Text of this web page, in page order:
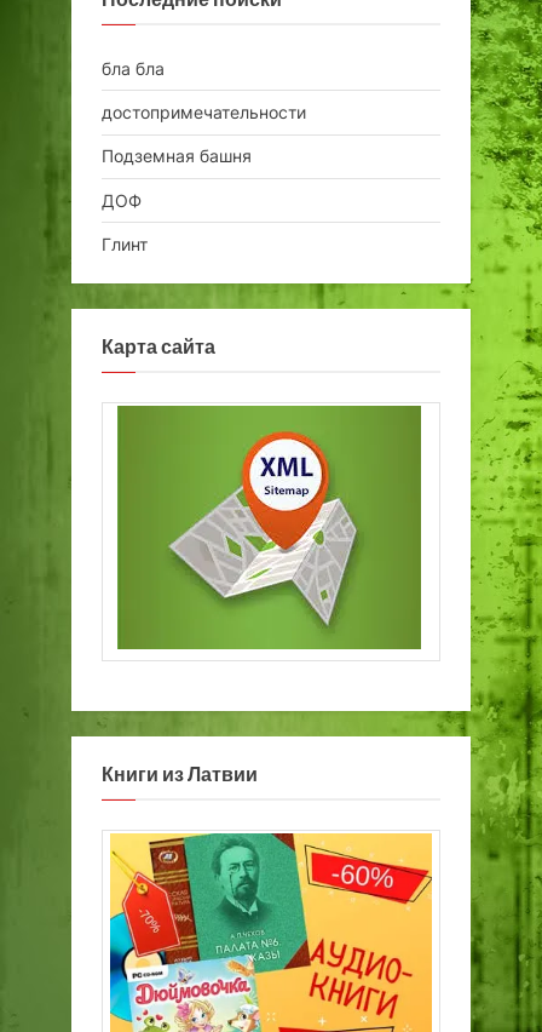
бла бла
достопримечательности
Подземная башня
ДОФ
Глинт
Карта сайта
Книги из Латвии